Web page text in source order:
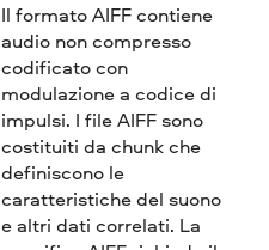
Il formato AIFF contiene
audio non compresso
codificato con
modulazione a codice di
impulsi. I file AIFF sono
costituiti da chunk che
definiscono le
caratteristiche del suono
e altri dati correlati. La